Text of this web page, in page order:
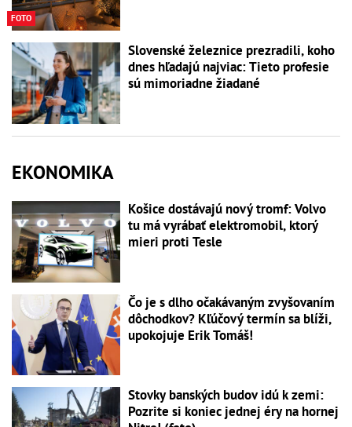
FOTO
Slovenské železnice prezradili, koho
dnes hľadajú najviac: Tieto profesie
sú mimoriadne žiadané
EKONOMIKA
Košice dostávajú nový tromf: Volvo
tu má vyrábať elektromobil, ktorý
mieri proti Tesle
Čo je s dlho očakávaným zvyšovaním
dôchodkov? Kľúčový termín sa blíži,
upokojuje Erik Tomáš!
Stovky banských budov idú k zemi:
Pozrite si koniec jednej éry na hornej